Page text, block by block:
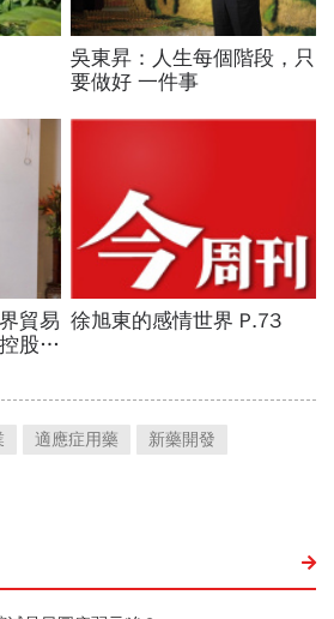
適應症用藥
新藥開發